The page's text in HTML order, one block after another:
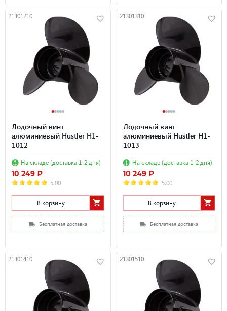
21301210
Лодочный винт
алюминиевый Hustler H1-
1012
На складе (доставка 1-2 дня)
10 249 ₽
5.00
В корзину
Бесплатная доставка
21301310
Лодочный винт
алюминиевый Hustler H1-
1013
На складе (доставка 1-2 дня)
10 249 ₽
5.00
В корзину
Бесплатная доставка
21301410 21301510